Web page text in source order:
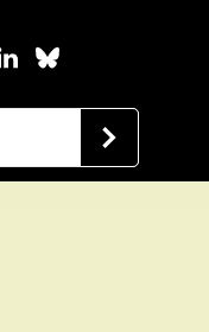
VERSTUUR